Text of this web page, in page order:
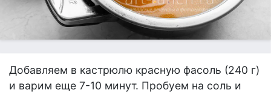
Добавляем в кастрюлю красную фасоль (240 г)
и варим еще 7-10 минут. Пробуем на соль и